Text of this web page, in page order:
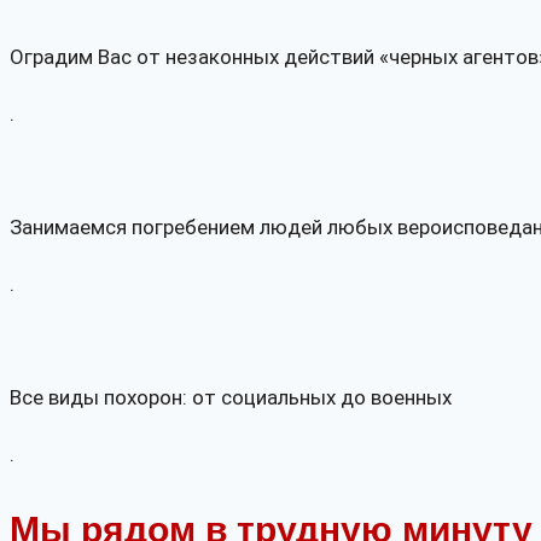
Оградим Вас от незаконных действий «черных
.
Занимаемся погребением людей любых
.
Все виды похорон: от социальных до военных
.
Мы рядом в трудную минуту